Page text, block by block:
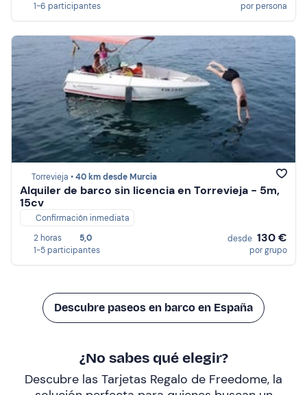
1-6 participantes por persona
Torrevieja •40 km desde Murcia
Alquiler de barco sin licencia en Torrevieja - 5m,
15cv
Confirmación inmediata
2 horas
5,0
1-5 participantes
desde 130 €
por grupo
Descubre paseos en barco en España
¿No sabes qué elegir?
Descubre las Tarjetas Regalo de Freedome, la